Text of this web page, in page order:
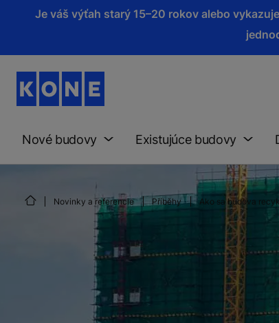
Je váš výťah starý 15–20 rokov alebo
Nové budovy Existujúce budovy
Novinky a referencie Příběhy Ako sa budova